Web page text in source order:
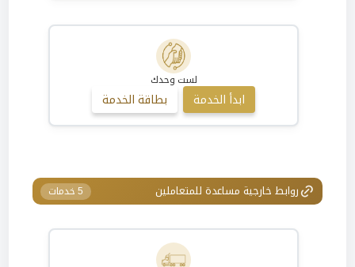
لست وحدك
ابدأ الخدمة بطاقة الخدمة
روابط خارجية مساعدة للمتعاملين 5 خدمات